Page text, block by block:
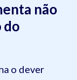
não
do
o dever